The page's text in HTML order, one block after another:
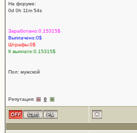
На форуме:
0d 0h 11m 54s
Заработано:0.15315$
Выплачено:0$
Штрафы:0$
К выплате:0.15315$
Пол: мужской
Репутация: 0